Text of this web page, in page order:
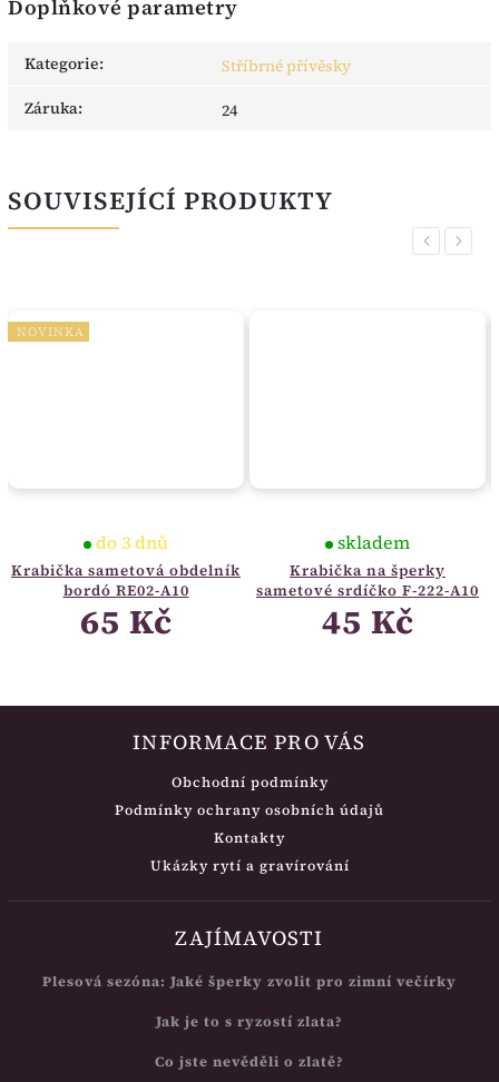
Doplňkové parametry
Kategorie:
Stříbrné přívěsky
Záruka: 24
SOUVISEJÍCÍ PRODUKTY
Previous
NOVINKA
Krabička sametová obdelník
bordó RE02-A10
do 3 dnů
65 Kč
Krabička na šperky
sametové srdíčko F-222-A10
skladem
45 Kč
Next
INFORMACE PRO VÁS
Obchodní podmínky
Podmínky ochrany osobních údajů
Kontakty
Ukázky rytí a gravírování
ZAJÍMAVOSTI
Plesová sezóna: Jaké šperky zvolit pro zimní večírky
Jak je to s ryzostí zlata?
Co jste nevěděli o zlatě?